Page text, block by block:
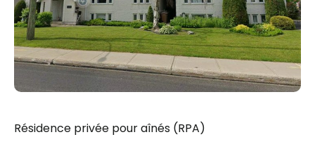
Résidence privée pour aînés (RPA)